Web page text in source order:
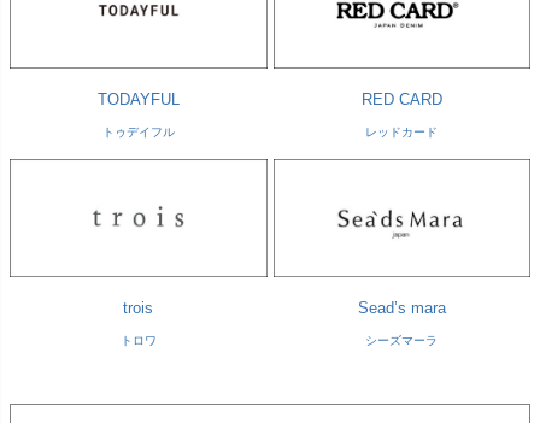
TODAYFUL
トゥデイフル
RED CARD
レッドカード
trois
トロワ
Sead’s mara
シーズマーラ